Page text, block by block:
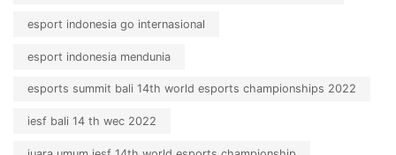
esport indonesia go internasional
esport indonesia mendunia
esports summit bali 14th world esports championships 2022
iesf bali 14 th wec 2022